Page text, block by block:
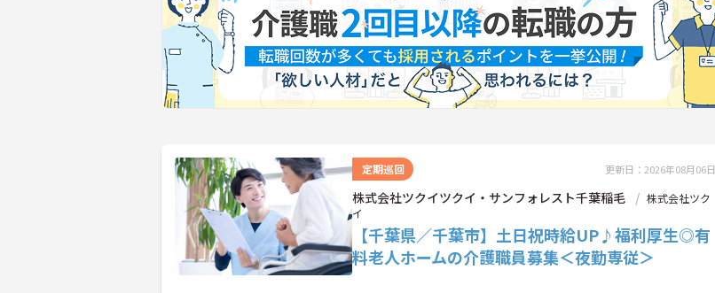
定期巡回 更新日：2026年08月06日
株式会社ツクイツクイ・サンフォレスト千葉稲毛
株式会社ツク
イ
【千葉県／千葉市】土日祝時給UP♪福利厚生◎有
料老人ホームの介護職員募集＜夜勤専従＞